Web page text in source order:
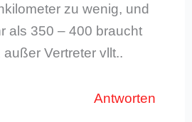
zu wenig, und
als 350 – 400 braucht
Vertreter vllt..
Antworten